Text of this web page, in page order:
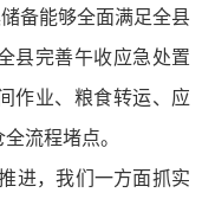
备能够全面满足全县
县完善午收应急处置
作业、粮食转运、应
流程堵点。
进，我们一方面抓实